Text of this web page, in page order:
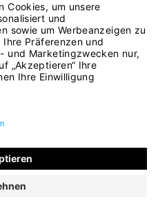
zzgl.
wenn nicht anders